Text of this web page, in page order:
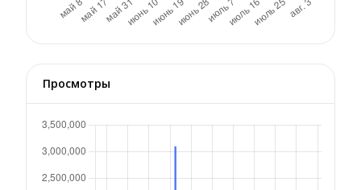
Просмотры